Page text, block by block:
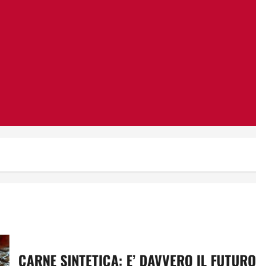
CARNE SINTETICA: E’ DAVVERO IL FUTURO